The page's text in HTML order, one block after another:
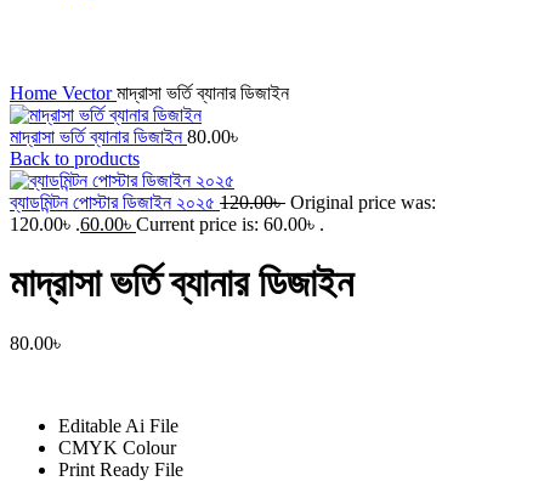
Home Vectorমাদ্রাসা ভর্তি ব্যানার ডিজাইন
মাদ্রাসা ভর্তি ব্যানার ডিজাইন80.00৳
Back to products
ব্যাডমিন্টন পোস্টার ডিজাইন ২০২৫ 120.00৳ Original price was:
120.00৳ .60.00৳ Current price is: 60.00৳ .
মাদ্রাসা ভর্তি ব্যানার ডিজাইন
80.00৳
Editable Ai File
CMYK Colour
Print Ready File